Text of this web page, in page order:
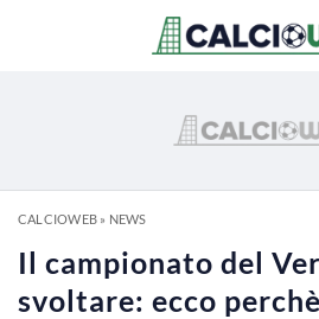
CALCIOWEB» NEWS
Il campionato del
svoltare: ecco